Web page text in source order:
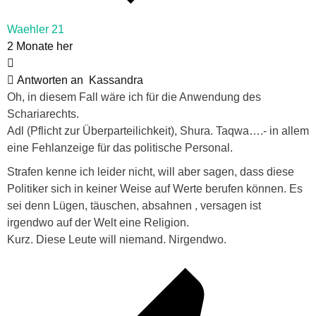
Waehler 21
2 Monate her
Antworten an
Kassandra
Oh, in diesem Fall wäre ich für die Anwendung des
Schariarechts.
Adl (Pflicht zur Überparteilichkeit), Shura. Taqwa….- in allem
eine Fehlanzeige für das politische Personal.
Strafen kenne ich leider nicht, will aber sagen, dass diese
Politiker sich in keiner Weise auf Werte berufen können. Es
sei denn Lügen, täuschen, absahnen , versagen ist
irgendwo auf der Welt eine Religion.
Kurz. Diese Leute will niemand. Nirgendwo.